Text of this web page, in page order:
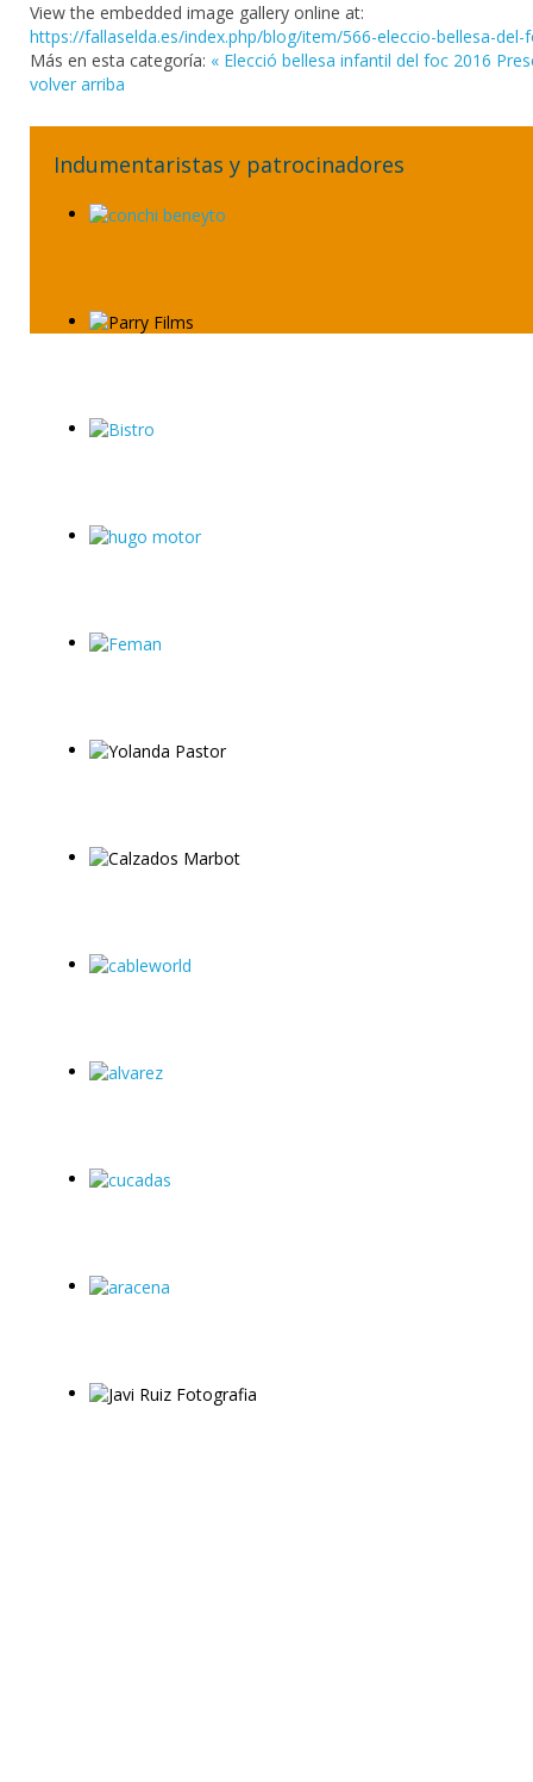
View the embedded image gallery online at:
https://fallaselda.es/index.php/blog/item/566-eleccio-bellesa-
Más en esta categoría: « Elecció bellesa infantil del foc 2016
volver arriba
Indumentaristas y patrocinadores